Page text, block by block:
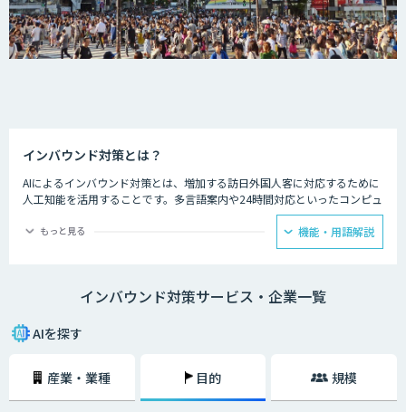
インバウンド対策とは？
AIによるインバウンド対策とは、増加する訪日外国人客に対応するために
人工知能を活用することです。多言語案内や24時間対応といったコンピュ
ーターならではの強みを生かし、AIを観光業界に役立てている事例があり
ます。
提供できるAIは、観光業界を支える味方となることでしょう。
もっと見る 機能・用語解説
インバウンド対策サービス・企業一覧
AIを探す
産業・業種 目的 規模